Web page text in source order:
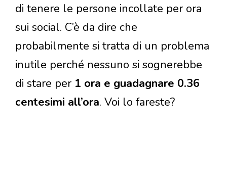
di tenere le persone incollate per ora
sui social. C’è da dire che
probabilmente si tratta di un problema
inutile perché nessuno si sognerebbe
di stare per 1 ora e guadagnare 0.36
centesimi all’ora. Voi lo fareste?